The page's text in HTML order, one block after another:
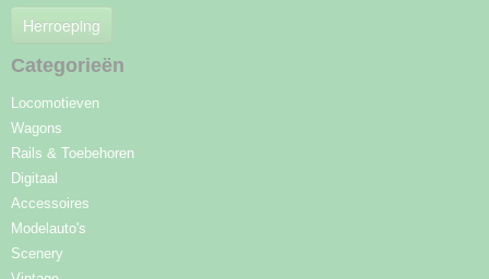
Herroeping
Categorieën
Locomotieven
Wagons
Rails & Toebehoren
Digitaal
Accessoires
Modelauto's
Scenery